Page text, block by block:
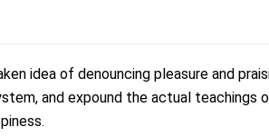
idea of denouncing pleasure and
and expound the actual teachings